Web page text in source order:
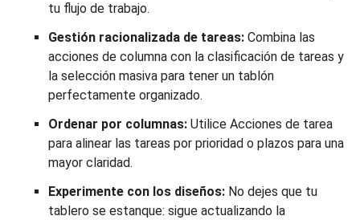
tu flujo de trabajo.
Gestión racionalizada de tareas: Combina las
acciones de columna con la clasificación de tareas y
la selección masiva para tener un tablón
perfectamente organizado.
Ordenar por columnas: Utilice Acciones de tarea
para alinear las tareas por prioridad o plazos para una
mayor claridad.
Experimente con los diseños: No dejes que tu
tablero se estanque: sigue actualizando la